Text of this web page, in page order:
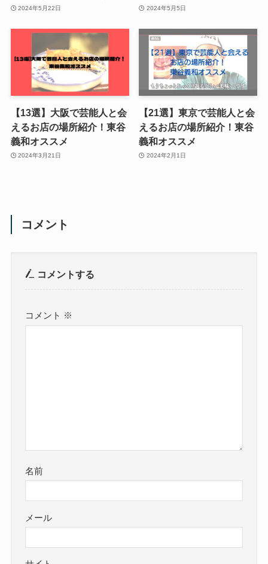
2024年5月22日 2024年5月5日
【13選】大阪で芸能人と会
えるお店の場所紹介！東谷
義和オススメ
2024年3月21日
【21選】東京で芸能人と会
えるお店の場所紹介！東谷
義和オススメ
2024年2月1日
コメント
コメントする
コメント ※
名前
メール